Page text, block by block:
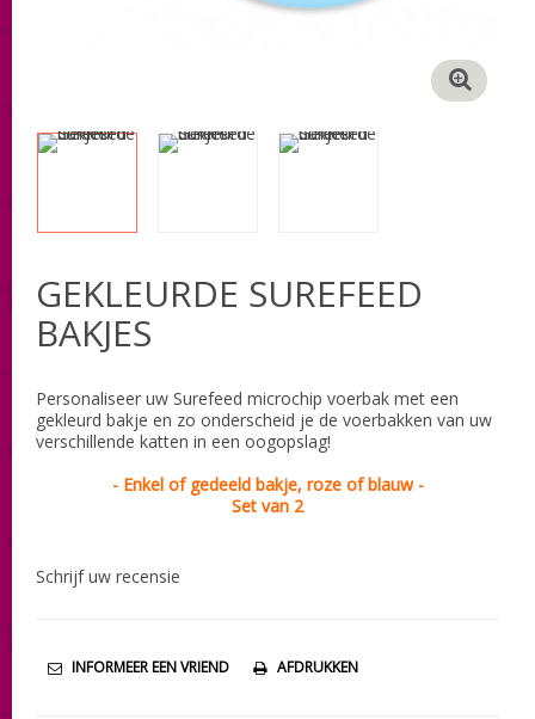
GEKLEURDE SUREFEED
BAKJES
Personaliseer uw Surefeed microchip voerbak met een
gekleurd bakje en zo onderscheid je de voerbakken van uw
verschillende katten in een oogopslag!
- Enkel of gedeeld bakje, roze of blauw -
Set van 2
Schrijf uw recensie
INFORMEER EEN VRIEND AFDRUKKEN